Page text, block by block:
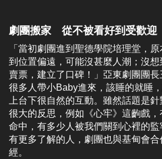
劇團搬家 從不被看好到受歡迎
「當初劇團進到聖德學院培理堂，
到位置偏遠，可能沒甚麼人潮；沒
賣票，建立了口碑！」亞東劇團團
很多人帶小Baby進來，該睡的就睡
上台下很自然的互動。雖然話題是
很大的反思，例如《心牢》這齣戲
命中，有多少人被我們關到心裡的監
有更多了解的人，劇團也與基甸會
經。